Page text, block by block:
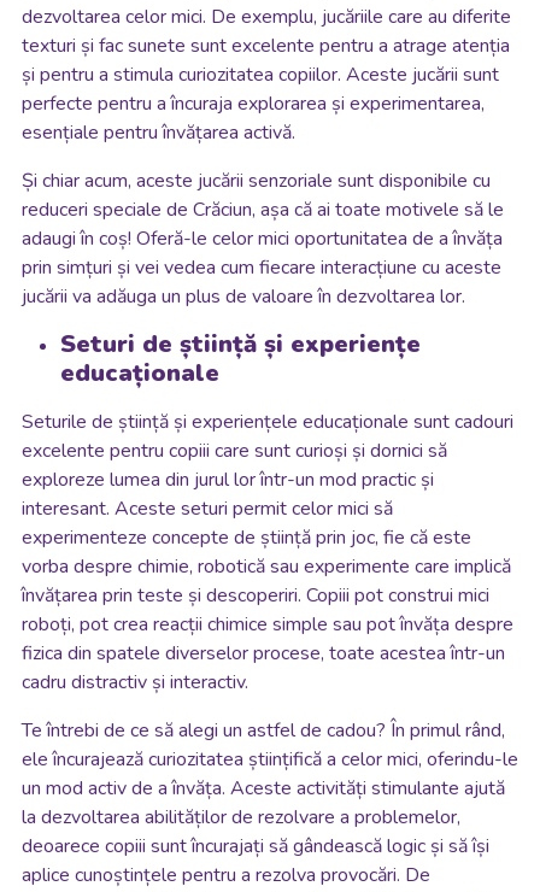
dezvoltarea celor mici. De exemplu, jucăriile care au diferite
texturi și fac sunete sunt excelente pentru a atrage atenția
și pentru a stimula curiozitatea copiilor. Aceste jucării sunt
perfecte pentru a încuraja explorarea și experimentarea,
esențiale pentru învățarea activă.
Și chiar acum, aceste jucării senzoriale sunt disponibile cu
reduceri speciale de Crăciun, așa că ai toate motivele să le
adaugi în coș! Oferă-le celor mici oportunitatea de a învăța
prin simțuri și vei vedea cum fiecare interacțiune cu aceste
jucării va adăuga un plus de valoare în dezvoltarea lor.
Seturi de știință și experiențe
educaționale
Seturile de știință și experiențele educaționale sunt cadouri
excelente pentru copiii care sunt curioși și dornici să
exploreze lumea din jurul lor într-un mod practic și
interesant. Aceste seturi permit celor mici să
experimenteze concepte de știință prin joc, fie că este
vorba despre chimie, robotică sau experimente care implică
învățarea prin teste și descoperiri. Copiii pot construi mici
roboți, pot crea reacții chimice simple sau pot învăța despre
fizica din spatele diverselor procese, toate acestea într-un
cadru distractiv și interactiv.
Te întrebi de ce să alegi un astfel de cadou? În primul rând,
ele încurajează curiozitatea științifică a celor mici, oferindu-le
un mod activ de a învăța. Aceste activități stimulante ajută
la dezvoltarea abilităților de rezolvare a problemelor,
deoarece copiii sunt încurajați să gândească logic și să își
aplice cunoștințele pentru a rezolva provocări. De